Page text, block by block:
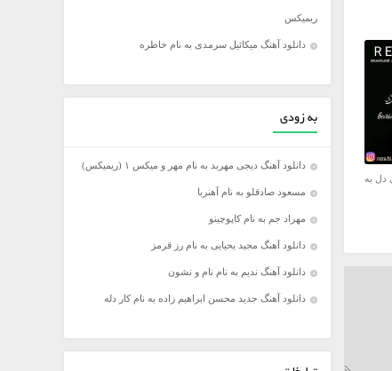
دل به
ریمیکس
دانلود آهنگ میکائیل سرمدی به نام خاطره
به زودی
دانلود آهنگ دیجی مهربد به نام مهر و میکس ۱ (ریمیکس)
مسعود صادقلو به نام آهنربا
مهراد جم به نام کاپوچینو
دانلود آهنگ مجید یحیایی به نام رز قرمز
دانلود آهنگ ندیم به نام نام و نشون
دانلود آهنگ جدید محسن ابراهیم زاده به نام کار دله